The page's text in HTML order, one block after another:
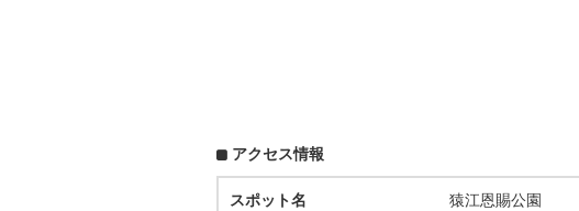
アクセス情報
スポット名 猿江恩賜公園